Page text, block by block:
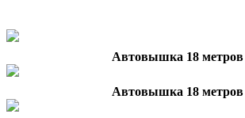
Автовышка 18 метров
Автовышка 18 метров